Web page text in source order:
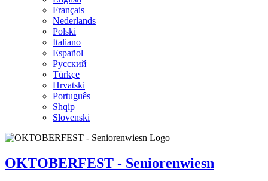
Français
Nederlands
Polski
Italiano
Español
Русский
Türkçe
Hrvatski
Português
Shqip
Slovenski
OKTOBERFEST - Seniorenwiesn